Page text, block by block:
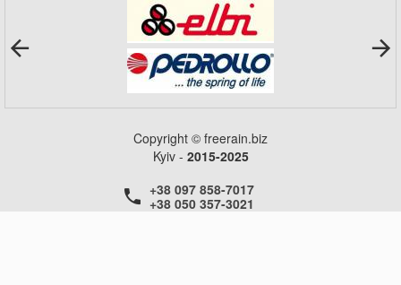
Copyright © freerain.biz
Kyiv - 2015-2025
+38 097 858-7017
+38 050 357-3021